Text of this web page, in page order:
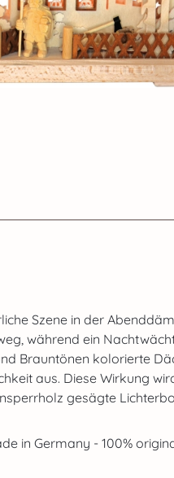
Szene in der
während ein
Brauntönen kolorierte
aus. Diese Wirkung
gesägte
in Germany - 100%